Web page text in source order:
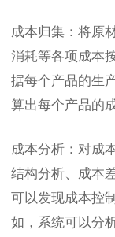
成本归集：将原
消耗等各项成本
据每个产品的生
算出每个产品的
成本分析：对成
结构分析、成本
可以发现成本控
如，系统可以分